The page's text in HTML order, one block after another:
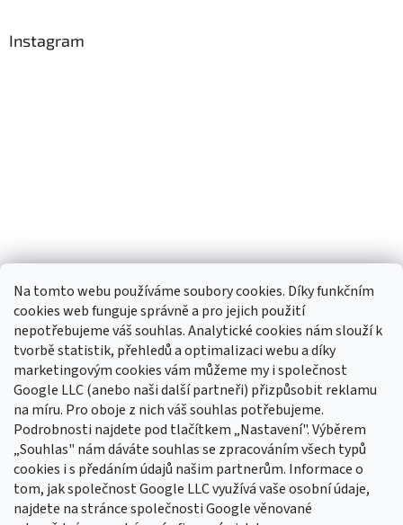
Na tomto webu používáme soubory cookies. Díky funkčním
cookies web funguje správně a pro jejich použití
nepotřebujeme váš souhlas. Analytické cookies nám slouží k
tvorbě statistik, přehledů a optimalizaci webu a díky
marketingovým cookies vám můžeme my i společnost
Google LLC (anebo naši další partneři) přizpůsobit reklamu
na míru. Pro oboje z nich váš souhlas potřebujeme.
Podrobnosti najdete pod tlačítkem „Nastavení". Výběrem
„Souhlas" nám dáváte souhlas se zpracováním všech typů
cookies i s předáním údajů našim partnerům. Informace o
tom, jak společnost Google LLC využívá vaše osobní údaje,
najdete na stránce společnosti Google věnované
Instagram
Sledovat na Instagramu
Odebírat newsletter
Vložte svůj e-mail a my vám budeme zasílat informace o nových
produktech na našem e-shopu.
E-mail